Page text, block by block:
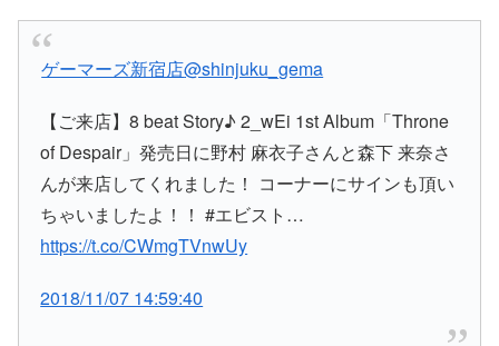
ゲーマーズ新宿店@shinjuku_gema
【ご来店】8 beat Story♪ 2_wEi 1st Album「Throne
of Despair」発売日に野村 麻衣子さんと森下 来奈さ
んが来店してくれました！ コーナーにサインも頂い
ちゃいましたよ！！ #エビスト…
https://t.co/CWmgTVnwUy
2018/11/07 14:59:40